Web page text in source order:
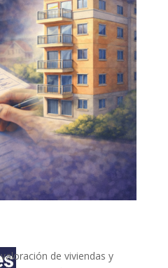
de viviendas y